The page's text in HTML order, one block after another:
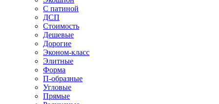
С патиной
ДСП
Стоимость
Дешевые
Дорогие
Эконом-класс
Элитные
Форма
П-образные
Угловые
Прямые